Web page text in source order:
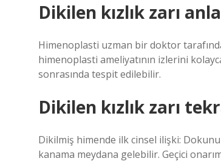
Dikilen kızlık zarı
Himenoplasti uzman bir doktor
himenoplasti ameliyatının izlerini
sonrasında tespit edilebilir.
Dikilen kızlık zarı
Dikilmiş himende ilk cinsel ilişki:
kanama meydana gelebilir. Geçici